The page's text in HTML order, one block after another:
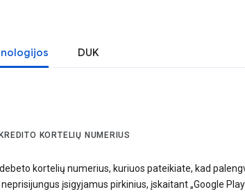
DUK
KORTELIŲ NUMERIUS
kortelių numerius, kuriuos pateikiate, kad
įsigyjamus pirkinius, įskaitant „Google